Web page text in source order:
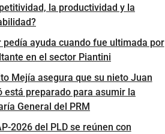
la productividad y la
pedía ayuda cuando fue ultimada por
en el sector Piantini
Mejía asegura que su nieto Juan
está preparado para asumir la
General del PRM
2026 del PLD se reúnen con